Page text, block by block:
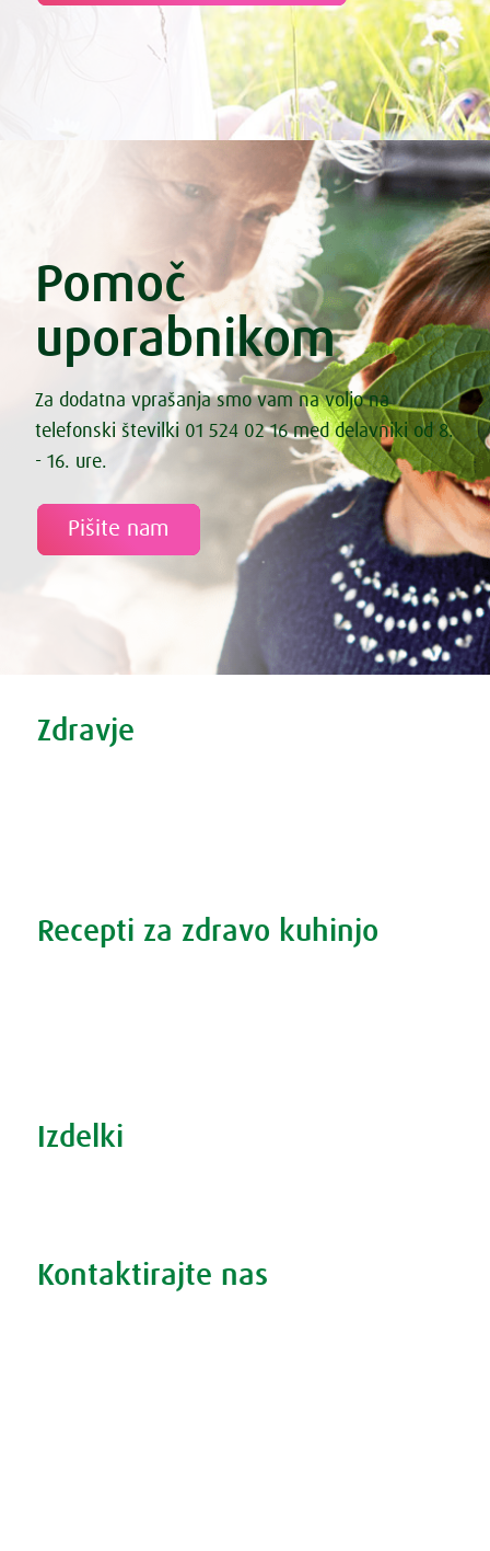
Pomoč
uporabnikom
Za dodatna vprašanja smo vam na voljo na
telefonski številki 01 524 02 16 med delavniki od 8.
- 16. ure.
Pišite nam
Zdravje
Recepti za zdravo kuhinjo
Izdelki
Kontaktirajte nas